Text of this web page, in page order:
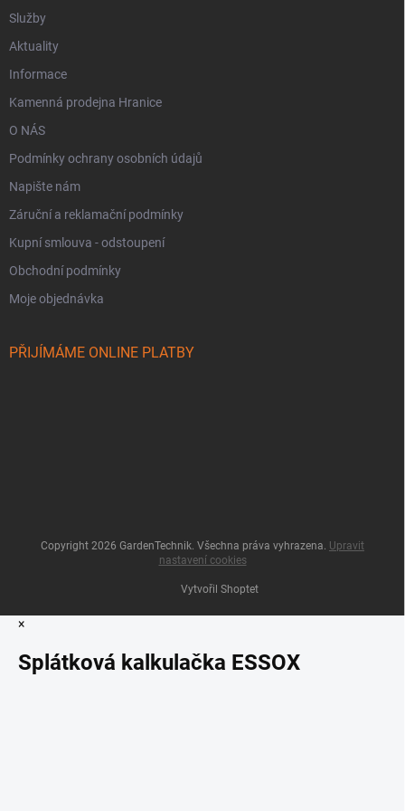
Služby
Aktuality
Informace
Kamenná prodejna Hranice
O NÁS
Podmínky ochrany osobních údajů
Napište nám
Záruční a reklamační podmínky
Kupní smlouva - odstoupení
Obchodní podmínky
Moje objednávka
PŘIJÍMÁME ONLINE PLATBY
Vytvořil Shoptet
Copyright 2026 GardenTechnik. Všechna práva vyhrazena. Upravit
nastavení cookies
×
Splátková kalkulačka ESSOX